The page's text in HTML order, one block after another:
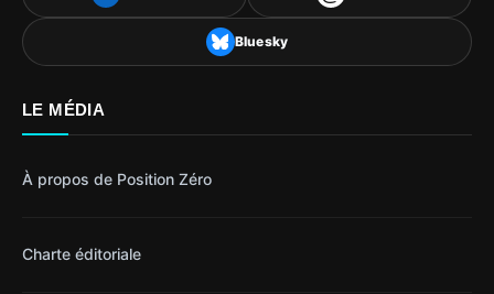
Bluesky
LE MÉDIA
À propos de Position Zéro
Charte éditoriale